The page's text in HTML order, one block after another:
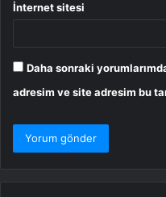
İnternet sitesi
Daha sonraki
adresim ve site adresim bu